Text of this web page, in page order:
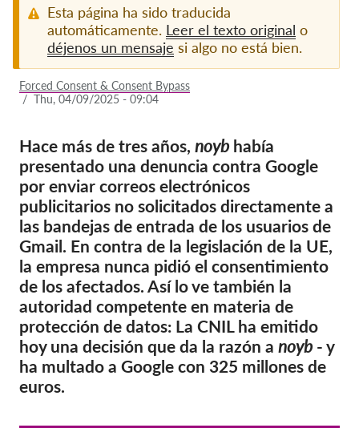
¡Apoyanos!
Afiliación
Donaciones
Tax deductability
Inciar sesión de miembro
Sobre nosotros
Equipo
Informes anuales
Preguntas frecuentes
Empleos
Recursos colectivos
Esta página ha sido traducida
automáticamente. Leer el texto original o
déjenos un mensaje si algo no está bien.
Forced Consent & Consent Bypass
/ Thu, 04/09/2025 - 09:04
Hace más de tres años, noybhabía
presentado una denuncia contra Google
por enviar correos electrónicos
publicitarios no solicitados directamente a
las bandejas de entrada de los usuarios de
Gmail. En contra de la legislación de la UE,
la empresa nunca pidió el consentimiento
de los afectados. Así lo ve también la
autoridad competente en materia de
protección de datos: La CNIL ha emitido
hoy una decisión que da la razón a noyb- y
ha multado a Google con 325 millones de
euros.